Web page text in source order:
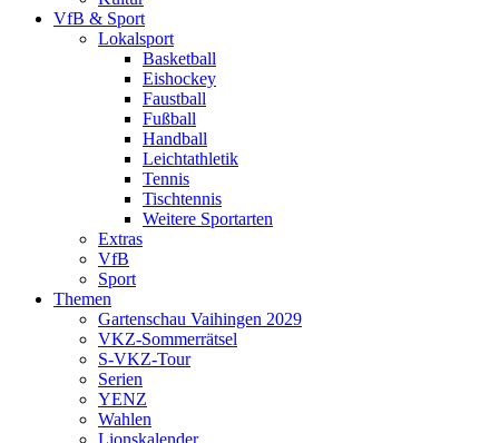
VfB & Sport
Lokalsport
Basketball
Eishockey
Faustball
Fußball
Handball
Leichtathletik
Tennis
Tischtennis
Weitere Sportarten
Extras
VfB
Sport
Themen
Gartenschau Vaihingen 2029
VKZ-Sommerrätsel
S-VKZ-Tour
Serien
YENZ
Wahlen
Lionskalender